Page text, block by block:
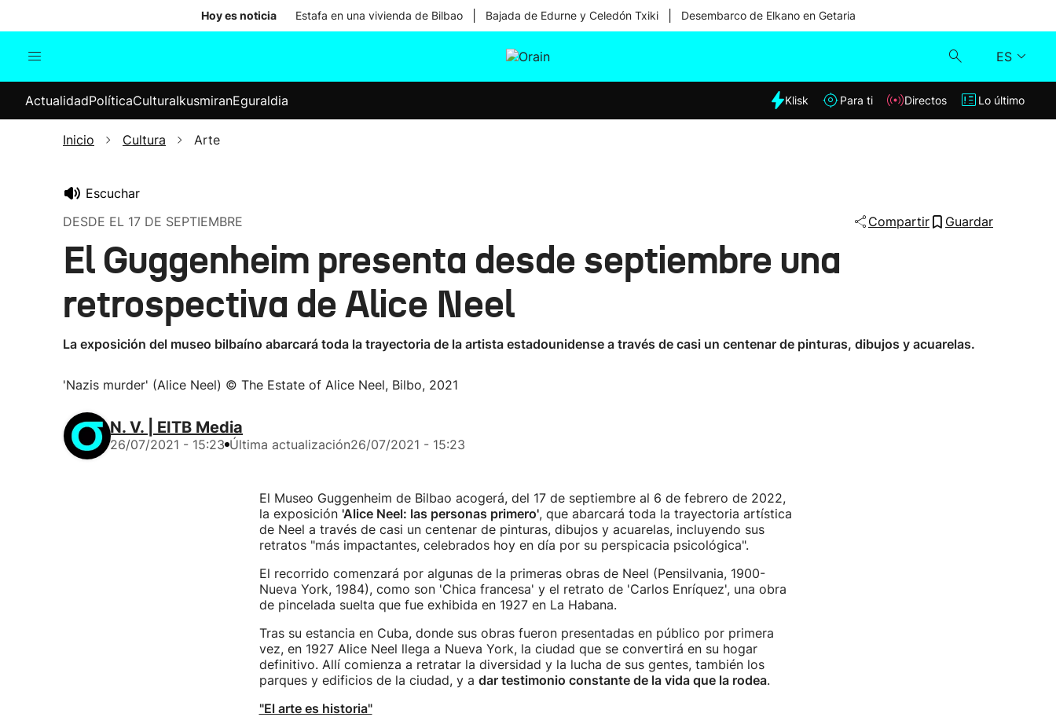
Hoy es noticia Estafa en una vivienda de Bilbao Bajada de Edurne y Celedón Txiki Desembarco de Elkano en Getaria
ES
Internacional
Elecciones
Klisk
ActualidadPolíticaCulturaIkusmiranEguraldia Klisk Para ti Directos Lo último
Inicio Cultura Arte
Escuchar
DESDE EL 17 DE SEPTIEMBRE
Compartir Guardar
El Guggenheim presenta desde septiembre una
retrospectiva de Alice Neel
La exposición del museo bilbaíno abarcará toda la trayectoria de la artista estadounidense a través de casi un centenar de pinturas, dibujos y acuarelas.
'Nazis murder' (Alice Neel) © The Estate of Alice Neel, Bilbo, 2021
N. V. | EITB Media
26/07/2021 - 15:23 Última actualización26/07/2021 - 15:23
El Museo Guggenheim de Bilbao acogerá, del 17 de septiembre al 6 de febrero de 2022,
la exposición 'Alice Neel: las personas primero', que abarcará toda la trayectoria artística
de Neel a través de casi un centenar de pinturas, dibujos y acuarelas, incluyendo sus
retratos "más impactantes, celebrados hoy en día por su perspicacia psicológica".
El recorrido comenzará por algunas de la primeras obras de Neel (Pensilvania, 1900-
Nueva York, 1984), como son 'Chica francesa' y el retrato de 'Carlos Enríquez', una obra
de pincelada suelta que fue exhibida en 1927 en La Habana.
Tras su estancia en Cuba, donde sus obras fueron presentadas en público por primera
vez, en 1927 Alice Neel llega a Nueva York, la ciudad que se convertirá en su hogar
definitivo. Allí comienza a retratar la diversidad y la lucha de sus gentes, también los
parques y edificios de la ciudad, y a dar testimonio constante de la vida que la rodea.
"El arte es historia"